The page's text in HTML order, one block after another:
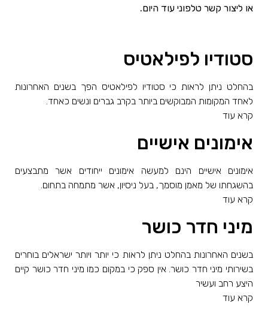
או ליצור קשר טלפוני עוד היום.
סטודיו לפילאטיס
בהחלט ניתן לראות כי סטודיו לפילאטיס הפך בשנים האחרונות
לאחד המקומות המבוקשים ביותר בקרב גברים ונשים כאחד.
קרא עוד
אימונים אישיים
אימונים אישיים הינם למעשה אימונים ייחודים אשר מתבצעים
בהשגחתו של מאמן מוסמך, בעל ניסיון, אשר מתמחה בתחום.
קרא עוד
מיני חדר כושר
בשנים האחרונות בהחלט ניתן לראות כי יותר ויותר ישראלים בוחרים
בשירותי מיני חדר כושר. אין ספק כי במקום כמו מיני חדר כושר קיים
היצע רחב ועשיר
קרא עוד